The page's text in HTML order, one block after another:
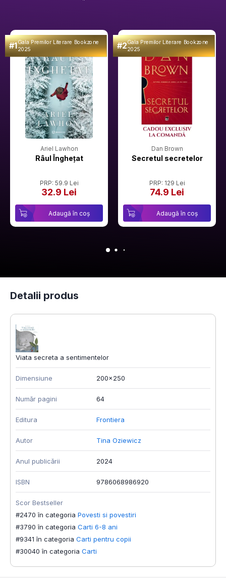
#1Gala Premilor Literare Bookzone
2025
Ariel Lawhon
Râul Înghețat
PRP: 59.9 Lei
32.9 Lei
Adaugă în coș
#2Gala Premilor Literare Bookzone
2025
Dan Brown
Secretul secretelor
PRP: 129 Lei
74.9 Lei
Adaugă în coș
Detalii produs
Viata secreta a sentimentelor
Dimensiune 200x250
Număr pagini 64
Editura Frontiera
Autor Tina Oziewicz
Anul publicării 2024
ISBN 9786068986920
Scor Bestseller
#2470 în categoria Povesti si povestiri
#3790 în categoria Carti 6-8 ani
#9341 în categoria Carti pentru copii
#30040 în categoria Carti